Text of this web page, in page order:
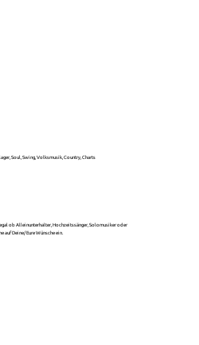
Soul, Swing, Volksmusik, Country, Charts
ob Alleinunterhalter, Hochzeitssänger, Solomusiker oder
auf Deine/ Eure Wünsche ein.